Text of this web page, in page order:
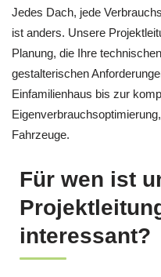
Jedes Dach, jede
ist anders. Unsere
Planung, die Ihre
gestalterischen
Einfamilienhaus bis zur
Fahrzeuge.
Für wen ist
interessant?